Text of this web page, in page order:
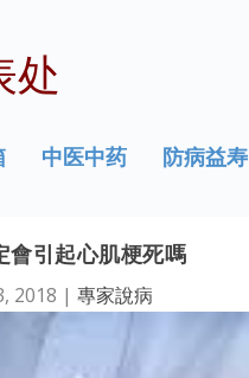
处
中医中药 防病益寿
會引起心肌梗死嗎
2018 |專家說病